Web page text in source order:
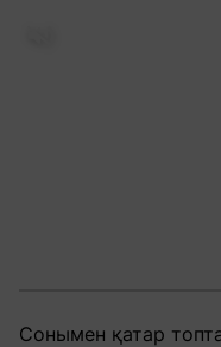
Сонымен қатар